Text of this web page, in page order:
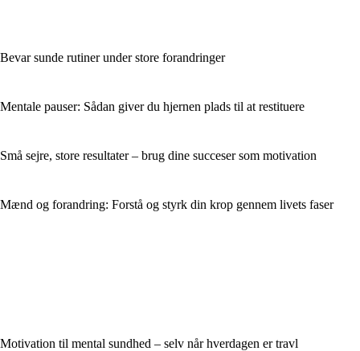
Bevar sunde rutiner under store forandringer
Mentale pauser: Sådan giver du hjernen plads til at restituere
Små sejre, store resultater – brug dine succeser som motivation
Mænd og forandring: Forstå og styrk din krop gennem livets faser
Motivation til mental sundhed – selv når hverdagen er travl